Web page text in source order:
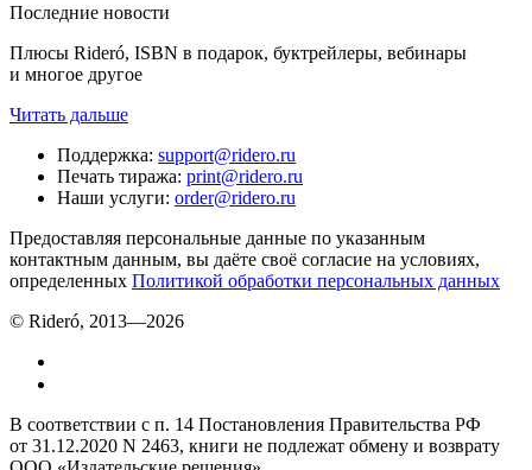
Последние новости
Плюсы Rideró, ISBN в подарок, буктрейлеры, вебинары
и многое другое
Читать дальше
Поддержка: support@ridero.ru
Печать тиража: print@ridero.ru
Наши услуги: order@ridero.ru
Предоставляя персональные данные по указанным
контактным данным, вы даёте своё согласие на условиях,
определенных Политикой обработки персональных данных
© Rideró, 2013—2026
В соответствии с п. 14 Постановления Правительства РФ
от 31.12.2020 N 2463, книги не подлежат обмену и возврату